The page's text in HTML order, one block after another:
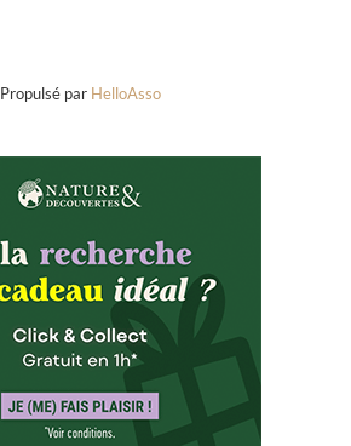
Propulsé par HelloAsso